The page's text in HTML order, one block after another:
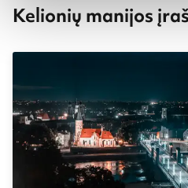
Kelionių manijos